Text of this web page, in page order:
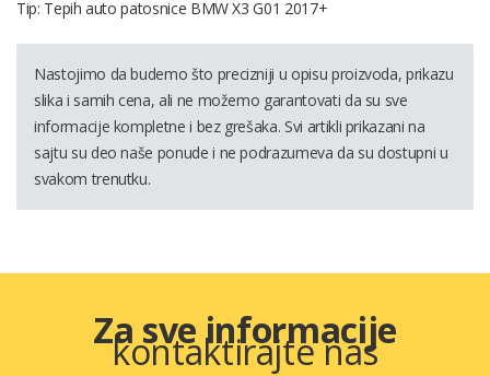
Tip: Tepih auto patosnice BMW X3 G01 2017+
Nastojimo da budemo što precizniji u opisu proizvoda, prikazu
slika i samih cena, ali ne možemo garantovati da su sve
informacije kompletne i bez grešaka. Svi artikli prikazani na
sajtu su deo naše ponude i ne podrazumeva da su dostupni u
svakom trenutku.
Za sve informacije
kontaktirajte nas